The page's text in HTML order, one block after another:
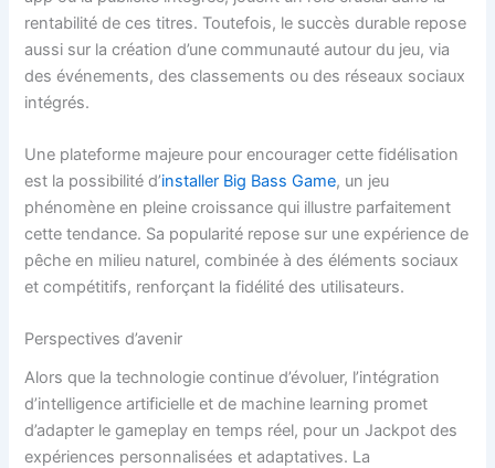
rentabilité de ces titres. Toutefois, le succès durable repose
aussi sur la création d’une communauté autour du jeu, via
des événements, des classements ou des réseaux sociaux
intégrés.
Une plateforme majeure pour encourager cette fidélisation
est la possibilité d’installer Big Bass Game, un jeu
phénomène en pleine croissance qui illustre parfaitement
cette tendance. Sa popularité repose sur une expérience de
pêche en milieu naturel, combinée à des éléments sociaux
et compétitifs, renforçant la fidélité des utilisateurs.
Perspectives d’avenir
Alors que la technologie continue d’évoluer, l’intégration
d’intelligence artificielle et de machine learning promet
d’adapter le gameplay en temps réel, pour un Jackpot des
expériences personnalisées et adaptatives. La